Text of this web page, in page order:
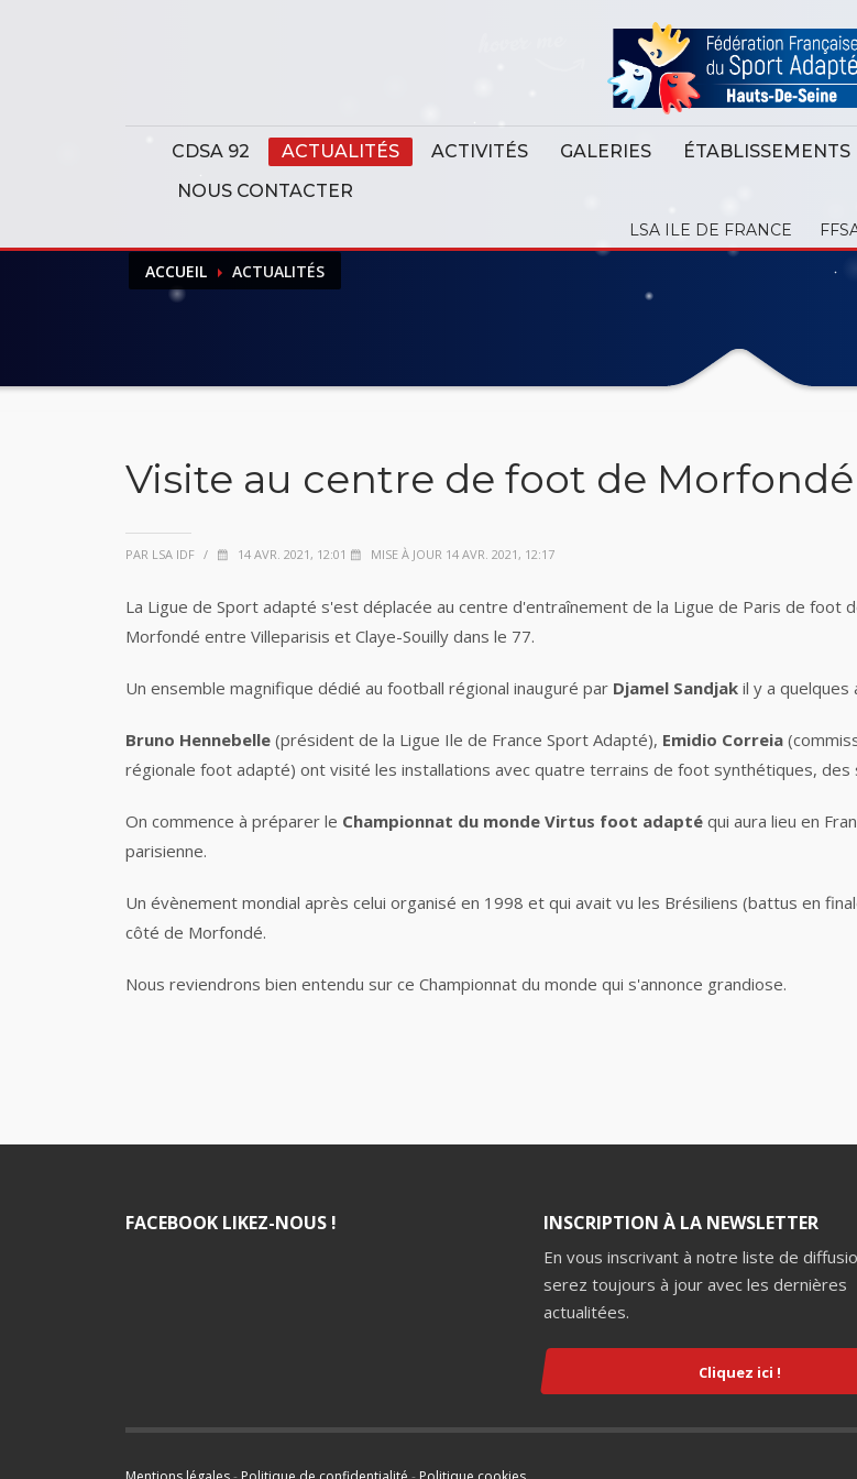
CDSA 92 ACTUALITÉS ACTIVITÉS GALERIES ÉTABLISSEMENTS
NOUS CONTACTER
LSA ILE DE FRANCE
ACCUEIL ACTUALITÉS
Visite au centre de foot de Morfondé
PAR LSA IDF / 14 AVR. 2021, 12:01 MISE À JOUR 14 AVR. 2021, 12:17
La Ligue de Sport adapté s'est déplacée au centre d'entraînement de la Ligue de Paris de
Morfondé entre Villeparisis et Claye-Souilly dans le 77.
Un ensemble magnifique dédié au football régional inauguré par Djamel Sandjak il y a quelques
Bruno Hennebelle (président de la Ligue Ile de France Sport Adapté), Emidio Correia
régionale foot adapté) ont visité les installations avec quatre terrains de foot synthétiques, des
On commence à préparer le Championnat du monde Virtus foot adapté qui aura lieu en
parisienne.
Un évènement mondial après celui organisé en 1998 et qui avait vu les Brésiliens (battus en
côté de Morfondé.
Nous reviendrons bien entendu sur ce Championnat du monde qui s'annonce grandiose.
FACEBOOK LIKEZ-NOUS ! INSCRIPTION À LA NEWSLETTER
En vous inscrivant à notre liste de
serez toujours à jour avec les dernières
actualitées.
Cliquez ici !